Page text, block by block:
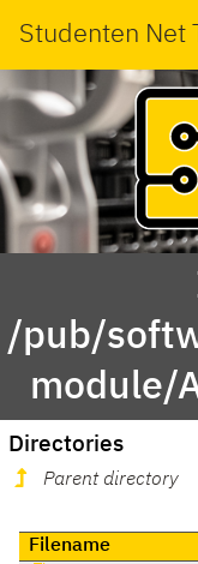
Studenten Net
/pub/
module/
Directories
Parent directory
Filename